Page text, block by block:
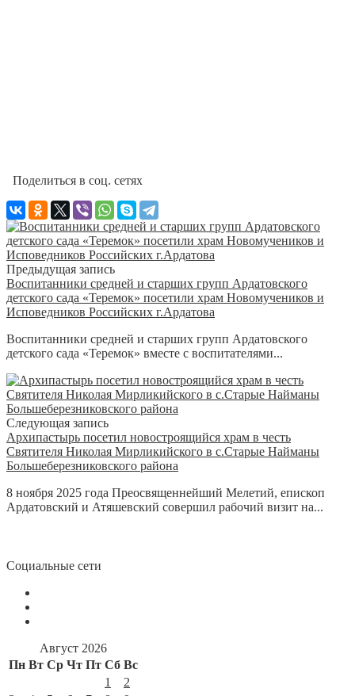
Поделиться в соц. сетях
Предыдущая запись
Воспитанники средней и старших групп Ардатовского
детского сада «Теремок» посетили храм Новомучеников и
Исповедников Российских г.Ардатова
Воспитанники средней и старших групп Ардатовского
детского сада «Теремок» вместе с воспитателями...
Следующая запись
Архипастырь посетил новостроящийся храм в честь
Святителя Николая Мирликийского в с.Старые Найманы
Большеберезниковского района
8 ноября 2025 года Преосвященнейший Мелетий, епископ
Ардатовский и Атяшевский совершил рабочий визит на...
Социальные сети
Август 2026
Пн Вт Ср Чт Пт Сб Вс
1
2